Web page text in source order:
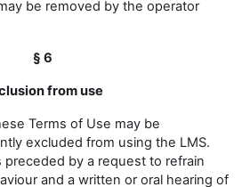
be removed by the operator
§ 6
from use
Terms of Use may be
excluded from using the LMS.
preceded by a request to refrain
and a written or oral hearing of